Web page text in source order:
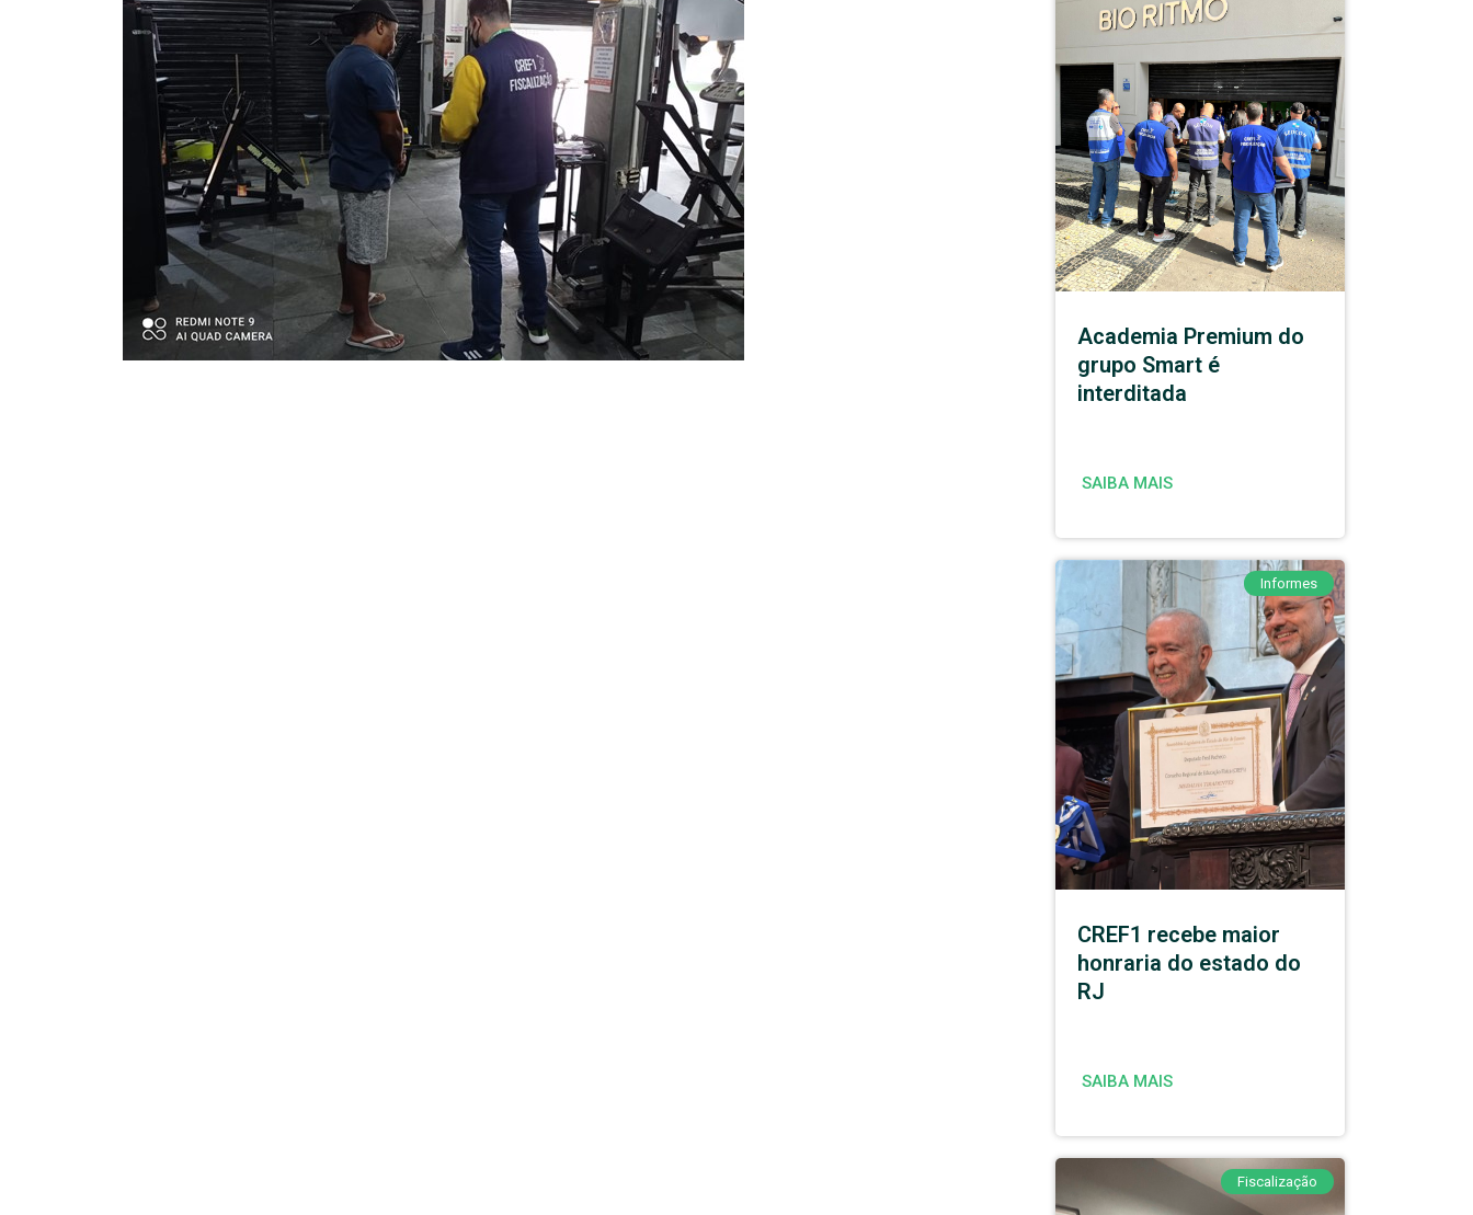
Academia Premium do
grupo Smart é
interditada
SAIBA MAIS
Informes
CREF1 recebe maior
honraria do estado do
RJ
SAIBA MAIS
Fiscalização